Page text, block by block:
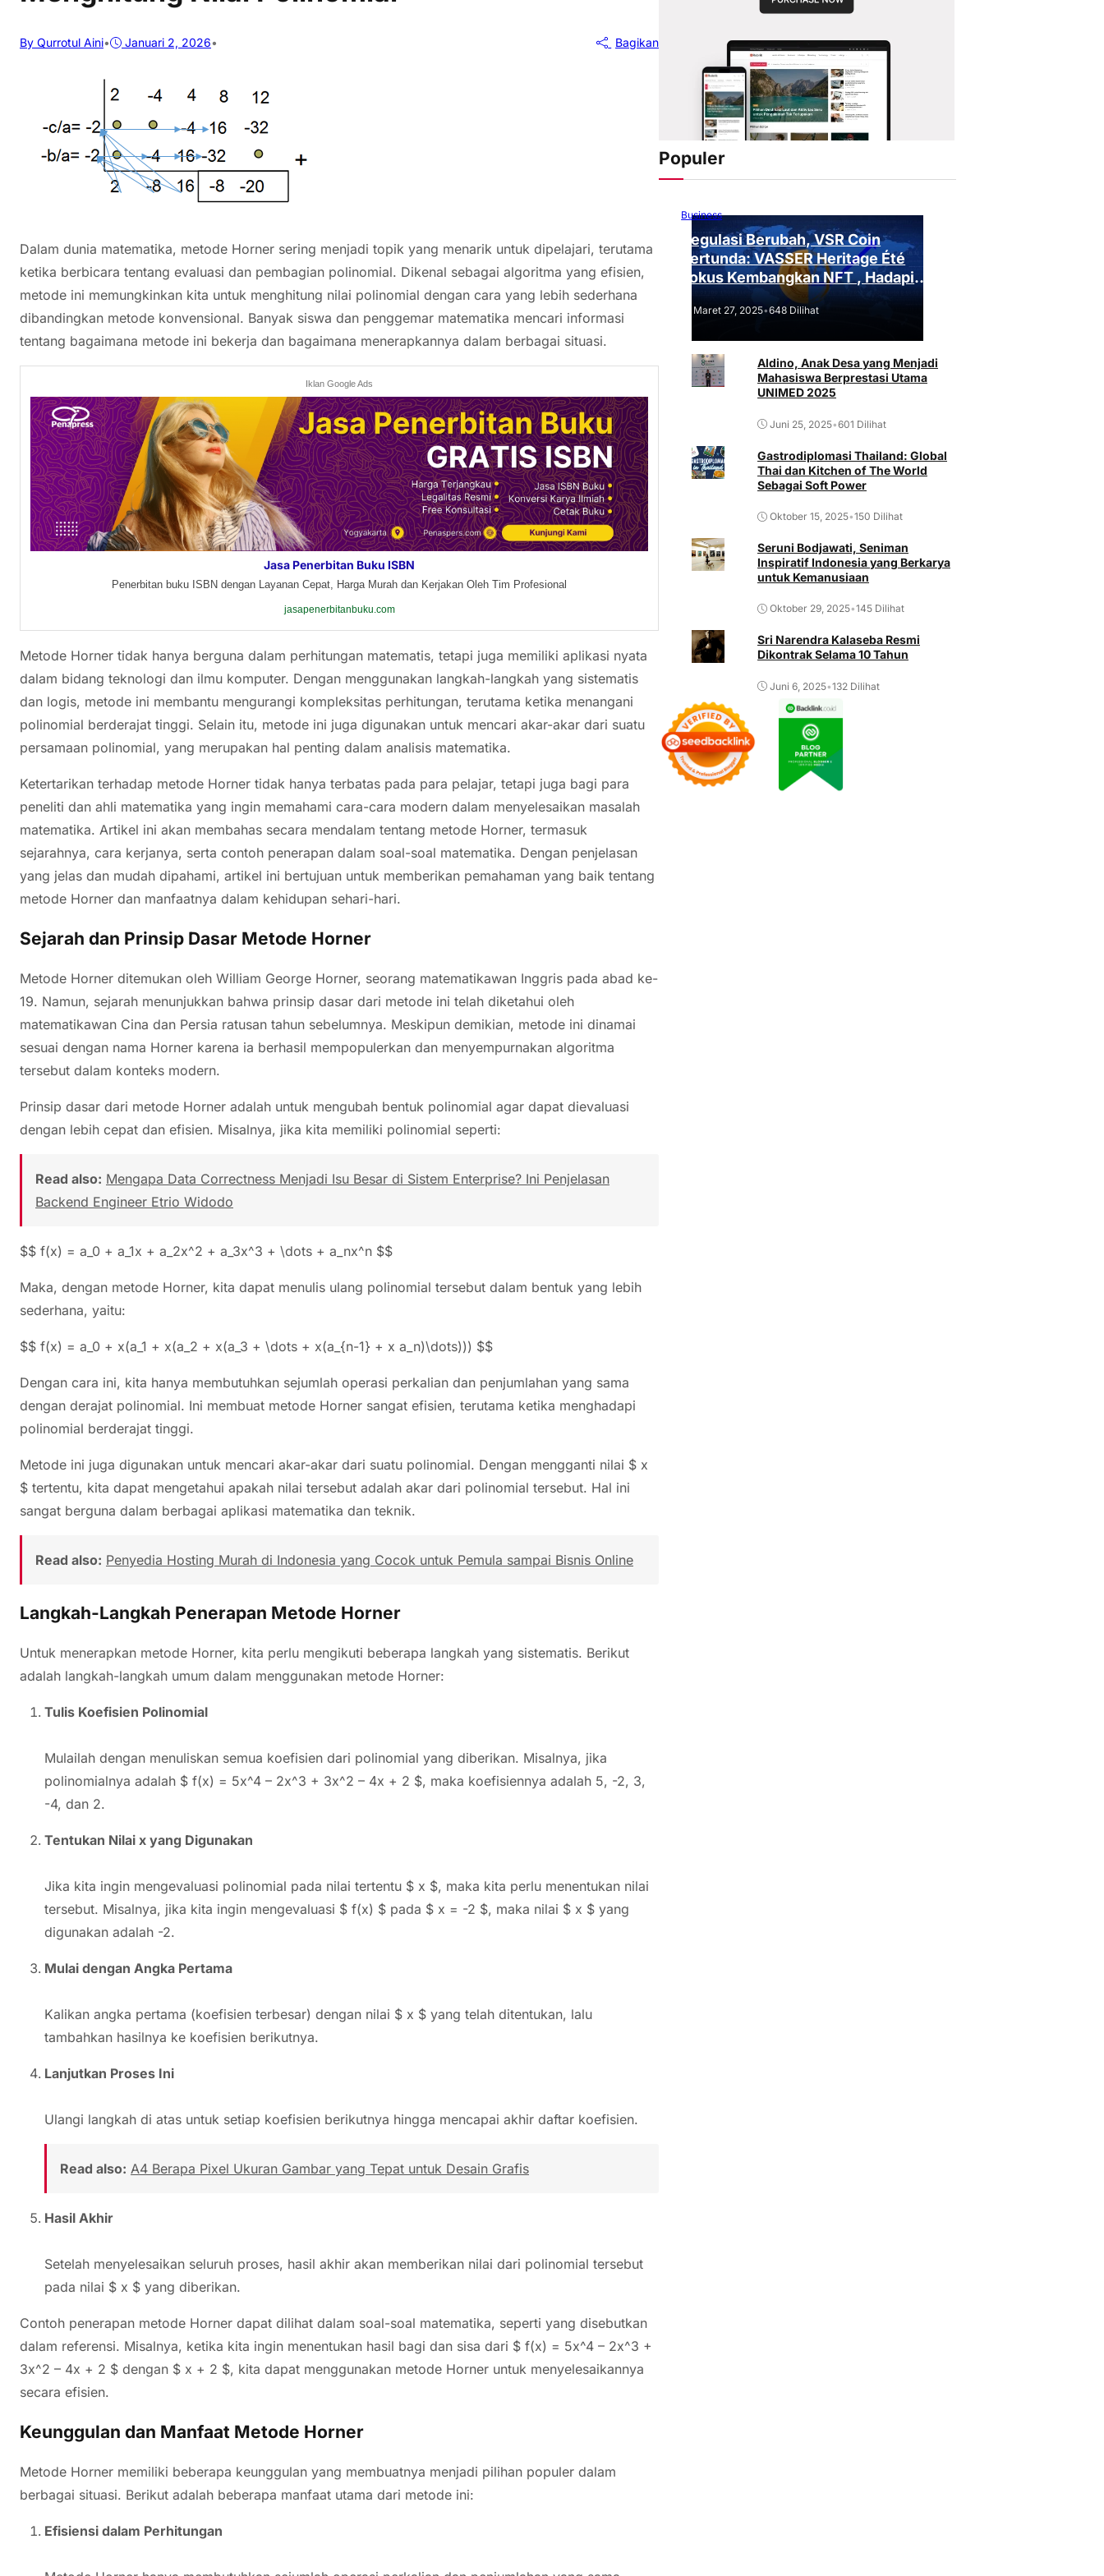
By Qurrotul Aini• Januari 2, 2026• Bagikan
Dalam dunia matematika, metode Horner sering menjadi topik yang menarik untuk dipelajari, terutama
ketika berbicara tentang evaluasi dan pembagian polinomial. Dikenal sebagai algoritma yang efisien,
metode ini memungkinkan kita untuk menghitung nilai polinomial dengan cara yang lebih sederhana
dibandingkan metode konvensional. Banyak siswa dan penggemar matematika mencari informasi
tentang bagaimana metode ini bekerja dan bagaimana menerapkannya dalam berbagai situasi.
Iklan Google Ads
Jasa Penerbitan Buku ISBN
Penerbitan buku ISBN dengan Layanan Cepat, Harga Murah dan Kerjakan Oleh Tim Profesional
jasapenerbitanbuku.com
Metode Horner tidak hanya berguna dalam perhitungan matematis, tetapi juga memiliki aplikasi nyata
dalam bidang teknologi dan ilmu komputer. Dengan menggunakan langkah-langkah yang sistematis
dan logis, metode ini membantu mengurangi kompleksitas perhitungan, terutama ketika menangani
polinomial berderajat tinggi. Selain itu, metode ini juga digunakan untuk mencari akar-akar dari suatu
persamaan polinomial, yang merupakan hal penting dalam analisis matematika.
Ketertarikan terhadap metode Horner tidak hanya terbatas pada para pelajar, tetapi juga bagi para
peneliti dan ahli matematika yang ingin memahami cara-cara modern dalam menyelesaikan masalah
matematika. Artikel ini akan membahas secara mendalam tentang metode Horner, termasuk
sejarahnya, cara kerjanya, serta contoh penerapan dalam soal-soal matematika. Dengan penjelasan
yang jelas dan mudah dipahami, artikel ini bertujuan untuk memberikan pemahaman yang baik tentang
metode Horner dan manfaatnya dalam kehidupan sehari-hari.
Sejarah dan Prinsip Dasar Metode Horner
Metode Horner ditemukan oleh William George Horner, seorang matematikawan Inggris pada abad ke-
19. Namun, sejarah menunjukkan bahwa prinsip dasar dari metode ini telah diketahui oleh
matematikawan Cina dan Persia ratusan tahun sebelumnya. Meskipun demikian, metode ini dinamai
sesuai dengan nama Horner karena ia berhasil mempopulerkan dan menyempurnakan algoritma
tersebut dalam konteks modern.
Prinsip dasar dari metode Horner adalah untuk mengubah bentuk polinomial agar dapat dievaluasi
dengan lebih cepat dan efisien. Misalnya, jika kita memiliki polinomial seperti:
Read also: Mengapa Data Correctness Menjadi Isu Besar di Sistem Enterprise? Ini Penjelasan
Backend Engineer Etrio Widodo
$$ f(x) = a_0 + a_1x + a_2x^2 + a_3x^3 + \dots + a_nx^n $$
Maka, dengan metode Horner, kita dapat menulis ulang polinomial tersebut dalam bentuk yang lebih
sederhana, yaitu:
$$ f(x) = a_0 + x(a_1 + x(a_2 + x(a_3 + \dots + x(a_{n-1} + x a_n)\dots))) $$
Dengan cara ini, kita hanya membutuhkan sejumlah operasi perkalian dan penjumlahan yang sama
dengan derajat polinomial. Ini membuat metode Horner sangat efisien, terutama ketika menghadapi
polinomial berderajat tinggi.
Metode ini juga digunakan untuk mencari akar-akar dari suatu polinomial. Dengan mengganti nilai $ x
$ tertentu, kita dapat mengetahui apakah nilai tersebut adalah akar dari polinomial tersebut. Hal ini
sangat berguna dalam berbagai aplikasi matematika dan teknik.
Read also: Penyedia Hosting Murah di Indonesia yang Cocok untuk Pemula sampai Bisnis Online
Langkah-Langkah Penerapan Metode Horner
Untuk menerapkan metode Horner, kita perlu mengikuti beberapa langkah yang sistematis. Berikut
adalah langkah-langkah umum dalam menggunakan metode Horner:
Tulis Koefisien Polinomial
Mulailah dengan menuliskan semua koefisien dari polinomial yang diberikan. Misalnya, jika
polinomialnya adalah $ f(x) = 5x^4 – 2x^3 + 3x^2 – 4x + 2 $, maka koefisiennya adalah 5, -2, 3,
-4, dan 2.
Tentukan Nilai x yang Digunakan
Jika kita ingin mengevaluasi polinomial pada nilai tertentu $ x $, maka kita perlu menentukan nilai
tersebut. Misalnya, jika kita ingin mengevaluasi $ f(x) $ pada $ x = -2 $, maka nilai $ x $ yang
digunakan adalah -2.
Mulai dengan Angka Pertama
Kalikan angka pertama (koefisien terbesar) dengan nilai $ x $ yang telah ditentukan, lalu
tambahkan hasilnya ke koefisien berikutnya.
Lanjutkan Proses Ini
Ulangi langkah di atas untuk setiap koefisien berikutnya hingga mencapai akhir daftar koefisien.
Read also: A4 Berapa Pixel Ukuran Gambar yang Tepat untuk Desain Grafis
Hasil Akhir
Setelah menyelesaikan seluruh proses, hasil akhir akan memberikan nilai dari polinomial tersebut
pada nilai $ x $ yang diberikan.
Contoh penerapan metode Horner dapat dilihat dalam soal-soal matematika, seperti yang disebutkan
dalam referensi. Misalnya, ketika kita ingin menentukan hasil bagi dan sisa dari $ f(x) = 5x^4 – 2x^3 +
3x^2 – 4x + 2 $ dengan $ x + 2 $, kita dapat menggunakan metode Horner untuk menyelesaikannya
secara efisien.
Keunggulan dan Manfaat Metode Horner
Metode Horner memiliki beberapa keunggulan yang membuatnya menjadi pilihan populer dalam
berbagai situasi. Berikut adalah beberapa manfaat utama dari metode ini:
Efisiensi dalam Perhitungan
Populer
Business
Regulasi Berubah, VSR Coin
Tertunda: VASSER Heritage Été
Fokus Kembangkan NFT , Hadapi
Tantangan Regulasi!
Maret 27, 2025•648 Dilihat
Aldino, Anak Desa yang Menjadi
Mahasiswa Berprestasi Utama
UNIMED 2025
Juni 25, 2025•601 Dilihat
Gastrodiplomasi Thailand: Global
Thai dan Kitchen of The World
Sebagai Soft Power
Oktober 15, 2025•150 Dilihat
Seruni Bodjawati, Seniman
Inspiratif Indonesia yang Berkarya
untuk Kemanusiaan
Oktober 29, 2025•145 Dilihat
Sri Narendra Kalaseba Resmi
Dikontrak Selama 10 Tahun
Juni 6, 2025•132 Dilihat